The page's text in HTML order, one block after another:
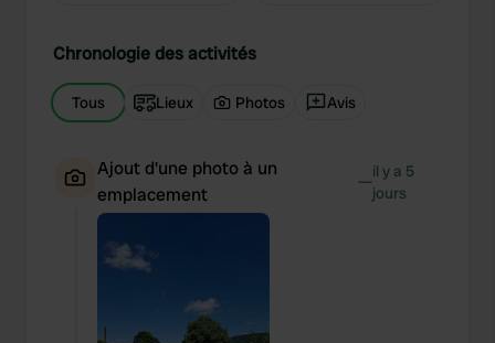
Chronologie des activités
Tous Lieux Photos Avis
Ajout d'une photo à un
emplacement
—il y a 5
jours